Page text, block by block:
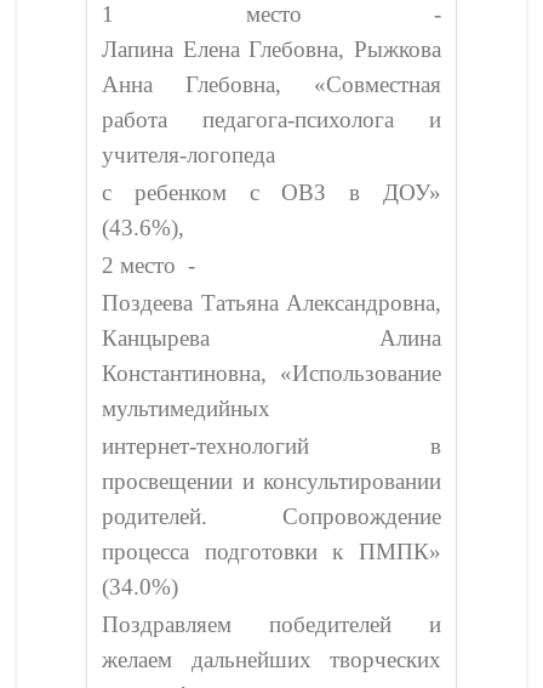
1 место -
Лапина Елена Глебовна, Рыжкова
Анна Глебовна, «Совместная
работа педагога-психолога и
учителя-логопеда
с ребенком с ОВЗ в ДОУ»
(43.6%),
2 место -
Поздеева Татьяна Александровна,
Канцырева Алина
Константиновна, «Использование
мультимедийных
интернет-технологий в
просвещении и консультировании
родителей. Сопровождение
процесса подготовки к ПМПК»
(34.0%)
Поздравляем победителей и
желаем дальнейших творческих